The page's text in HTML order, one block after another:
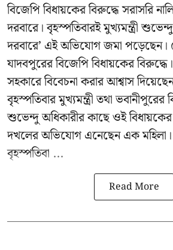
বিজেপি বিধায়কের বিরুদ্ধে সরাসরি
দরবারে। বৃহস্পতিবারই মুখ্যমন্ত্রী
দরবারে’ এই অভিযোগ জমা
যাদবপুরের বিজেপি বিধায়কের
সহকারে বিবেচনা করার আশ্বাস দিয়েছেন
বৃহস্পতিবার মুখ্যমন্ত্রী তথা ভবানীপুরের
শুভেন্দু অধিকারীর কাছে ওই
দখলের অভিযোগ এনেছেন এক মহিলা।
বৃহস্পতিবা ...
Read More